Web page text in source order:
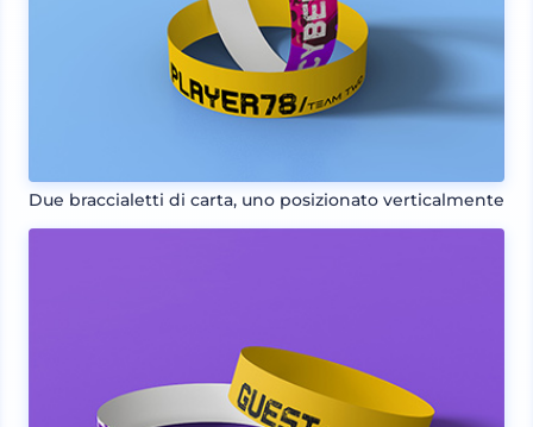
Due braccialetti di carta, uno posizionato verticalmente